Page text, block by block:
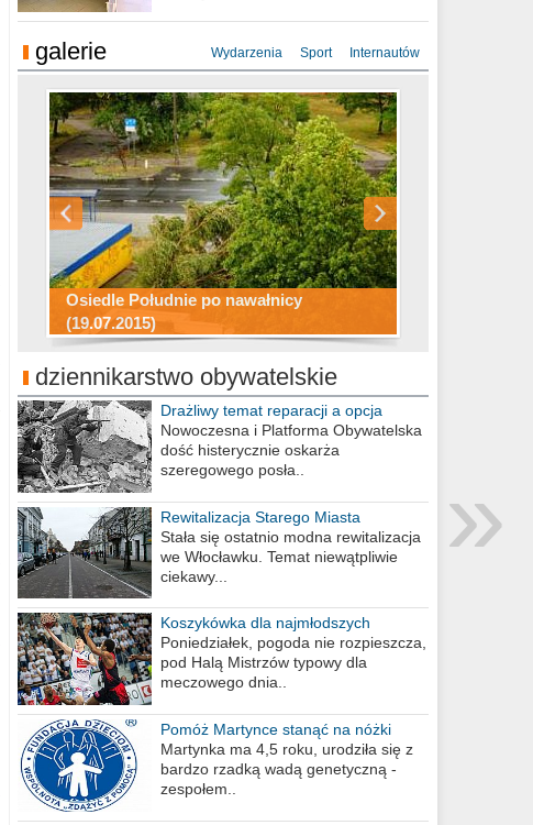
galerie Wydarzenia Sport Internautów
Osiedle Południe po nawałnicy
(19.07.2015)
Wizytówka Włocławka
polowanie wigilijne 2014
Miasto kładzie się do snu .
Konkurs fotograficzny "Co to za
miejsca"
Ścieżka rowerowa w naszym mieście
dziennikarstwo obywatelskie
Drażliwy temat reparacji a opcja
berlińska
Nowoczesna i Platforma Obywatelska
dość histerycznie oskarża
szeregowego posła..
Rewitalizacja Starego Miasta
Stała się ostatnio modna rewitalizacja
we Włocławku. Temat niewątpliwie
ciekawy...
Koszykówka dla najmłodszych
Poniedziałek, pogoda nie rozpieszcza,
pod Halą Mistrzów typowy dla
meczowego dnia..
Pomóż Martynce stanąć na nóżki
Martynka ma 4,5 roku, urodziła się z
bardzo rzadką wadą genetyczną -
zespołem..
»